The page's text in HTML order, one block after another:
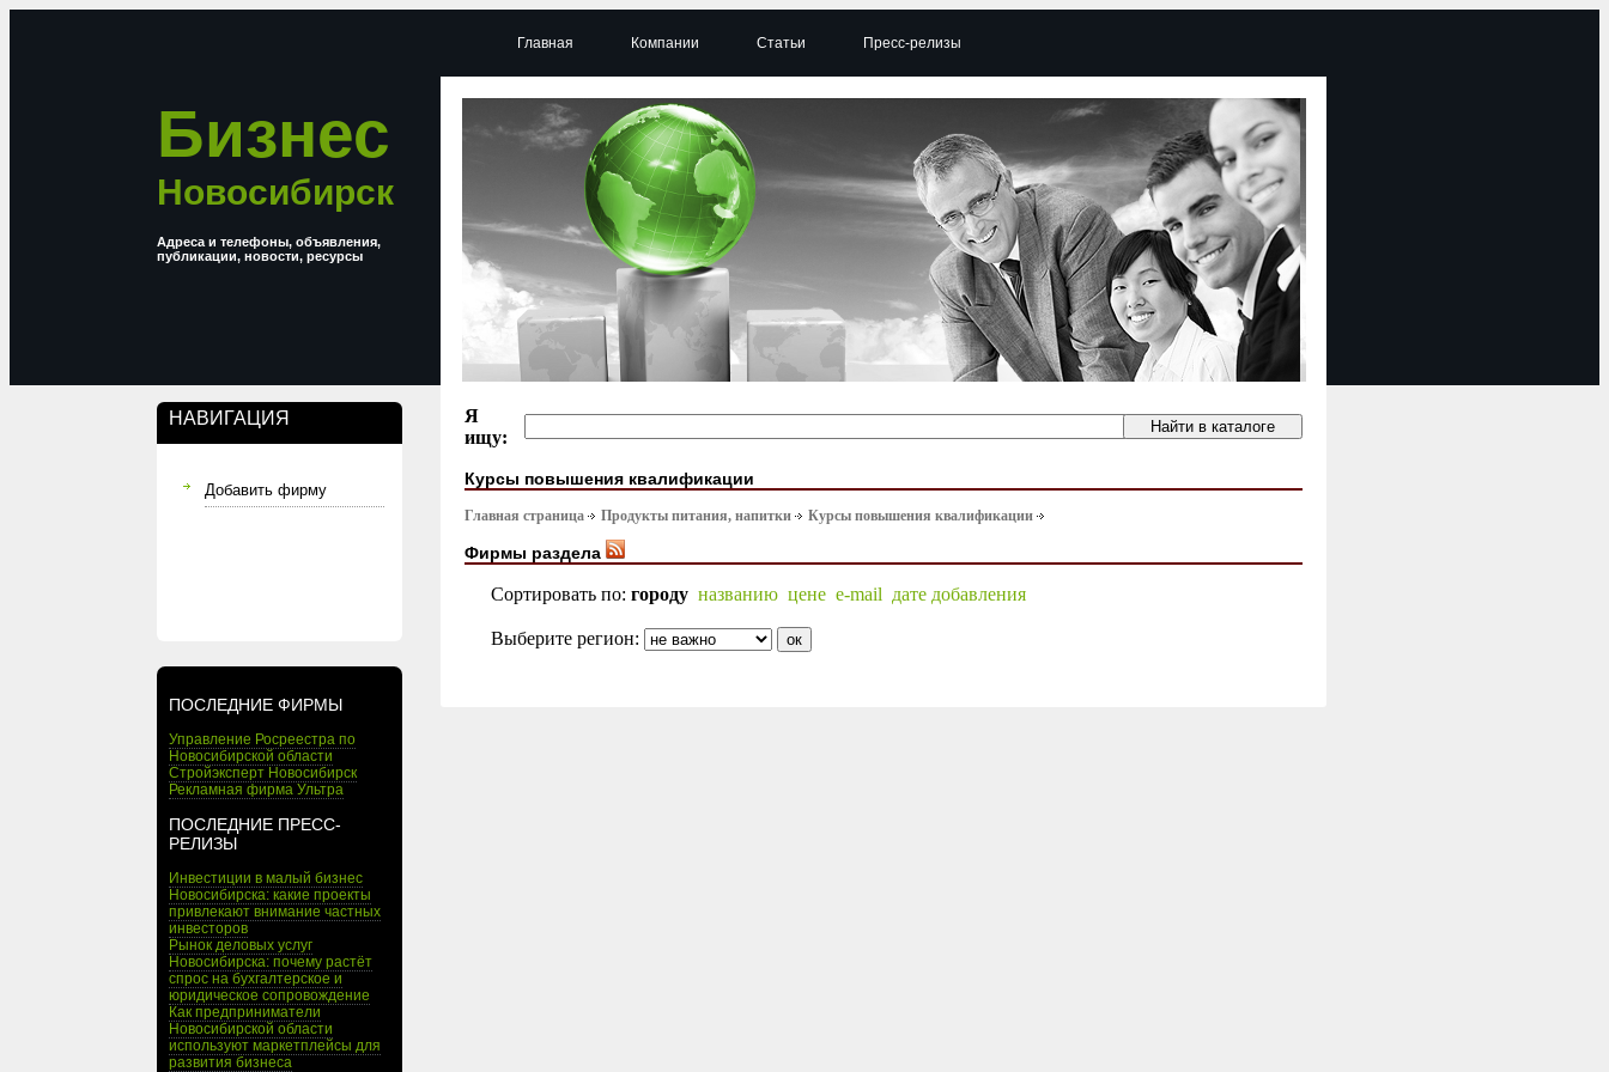
Бизнес
Новосибирск
Адреса и телефоны, объявления,
публикации, новости, ресурсы
НАВИГАЦИЯ
Добавить фирму
ПОСЛЕДНИЕ ФИРМЫ
Управление Росреестра по
Новосибирской области
Стройэксперт Новосибирск
Рекламная фирма Ультра
ПОСЛЕДНИЕ ПРЕСС-
РЕЛИЗЫ
Инвестиции в малый бизнес
Новосибирска: какие проекты
привлекают внимание частных
инвесторов
Рынок деловых услуг
Новосибирска: почему растёт
спрос на бухгалтерское и
юридическое сопровождение
Как предприниматели
Новосибирской области
используют маркетплейсы для
развития бизнеса
Главная Компании Статьи Пресс-релизы
Я
ищу:
Курсы повышения квалификации
Главная страница Продукты питания, напитки Курсы повышения квалификации
Фирмы раздела
Сортировать по: городу названию цене e-mail дате добавления
Выберите регион: